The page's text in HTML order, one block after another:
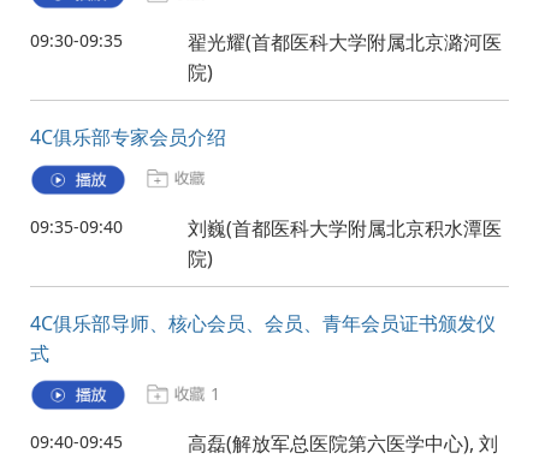
09:30-09:35
翟光耀(首都医科大学附属北京潞河医
院)
4C俱乐部专家会员介绍
09:35-09:40
刘巍(首都医科大学附属北京积水潭医
院)
4C俱乐部导师、核心会员、会员、青年会员证书颁发仪
式
1
09:40-09:45
高磊(解放军总医院第六医学中心), 刘